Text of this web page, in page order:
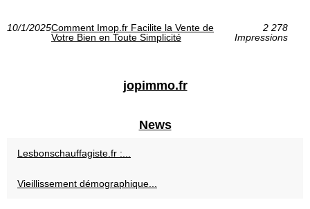
10/1/2025Comment Imop.fr Facilite la Vente de
Votre Bien en Toute Simplicité
2 278
Impressions
jopimmo.fr
News
Lesbonschauffagiste.fr :...
Vieillissement démographique...